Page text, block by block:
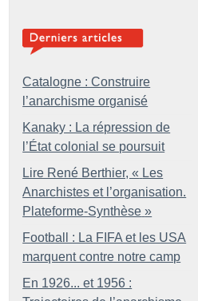
Catalogne : Construire
l’anarchisme organisé
Kanaky : La répression de
l’État colonial se poursuit
Lire René Berthier, « Les
Anarchistes et l’organisation.
Plateforme-Synthèse »
Football : La FIFA et les USA
marquent contre notre camp
En 1926... et 1956 :